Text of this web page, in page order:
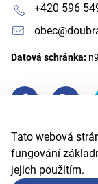
Tato webová
fungování
jejich použitím.
+420 596
Datová schránka: